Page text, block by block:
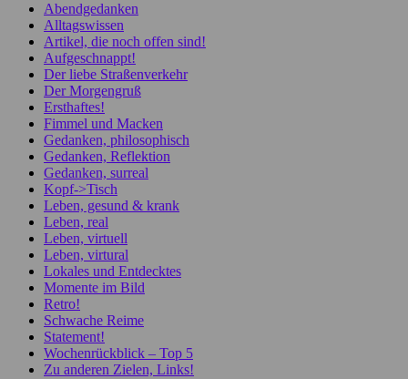
Abendgedanken
Alltagswissen
Artikel, die noch offen sind!
Aufgeschnappt!
Der liebe Straßenverkehr
Der Morgengruß
Ersthaftes!
Fimmel und Macken
Gedanken, philosophisch
Gedanken, Reflektion
Gedanken, surreal
Kopf->Tisch
Leben, gesund & krank
Leben, real
Leben, virtuell
Leben, virtural
Lokales und Entdecktes
Momente im Bild
Retro!
Schwache Reime
Statement!
Wochenrückblick – Top 5
Zu anderen Zielen, Links!